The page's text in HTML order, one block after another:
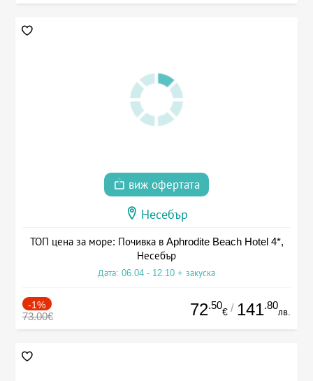
виж офертата
Несебър
ТОП цена за море: Почивка в Aphrodite Beach Hotel 4*,
Несебър
Дата: 06.04 - 12.10 + закуска
-1%
73.00€ 72.50
€ / 141.80
лв.